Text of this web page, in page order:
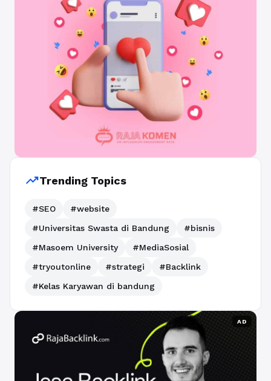
trending_upTrending Topics
#SEO
#website
#Universitas Swasta di Bandung
#bisnis
#Masoem University
#MediaSosial
#tryoutonline
#strategi
#Backlink
#Kelas Karyawan di bandung
AD